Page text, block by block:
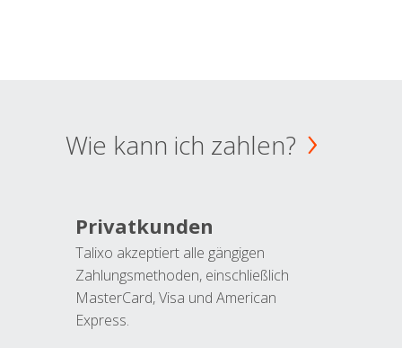
Wie kann ich zahlen?
Privatkunden
Talixo akzeptiert alle gängigen
Zahlungsmethoden, einschließlich
MasterCard, Visa und American
Express.